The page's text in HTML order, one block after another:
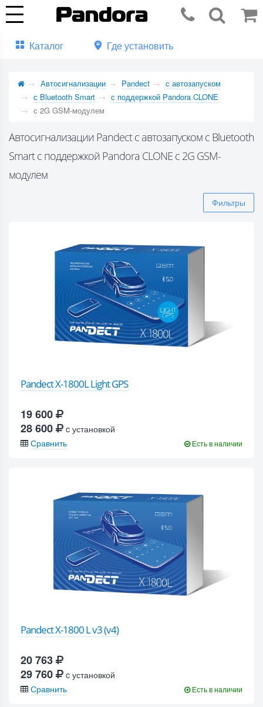
Каталог Где установить
Автосигнализации Pandect
с автозапуском
с Bluetooth Smart
с поддержкой Pandora CLONE
с 2G GSM-модулем
Автосигнализации Pandect с автозапуском с Bluetooth
Smart с поддержкой Pandora CLONE с 2G GSM-
модулем
Фильтры
Pandect X-1800L Light GPS
19 600
28 600
c установкой
Сравнить
Есть в наличии
Pandect X-1800 L v3 (v4)
20 763
29 760
c установкой
Сравнить
Есть в наличии